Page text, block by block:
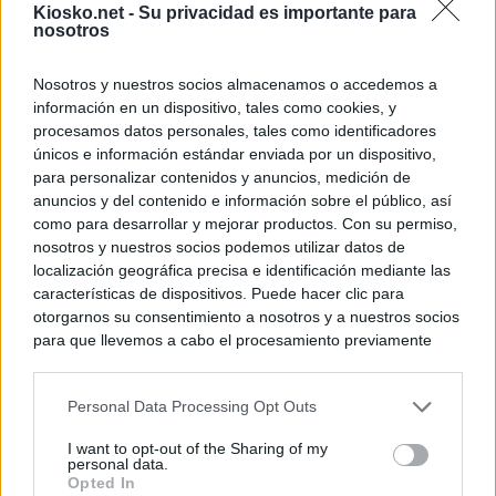
Kiosko.net - Su privacidad es importante para
nosotros
Nosotros y nuestros socios almacenamos o accedemos a
información en un dispositivo, tales como cookies, y
procesamos datos personales, tales como identificadores
únicos e información estándar enviada por un dispositivo,
para personalizar contenidos y anuncios, medición de
anuncios y del contenido e información sobre el público, así
como para desarrollar y mejorar productos. Con su permiso,
nosotros y nuestros socios podemos utilizar datos de
localización geográfica precisa e identificación mediante las
características de dispositivos. Puede hacer clic para
otorgarnos su consentimiento a nosotros y a nuestros socios
para que llevemos a cabo el procesamiento previamente
negar su consentimiento. Tenga en cuenta que algún
de su consentimiento, pero usted tiene el derecho de
rechazar tal procesamiento. Sus preferencias se aplicarán
Personal Data Processing Opt Outs
I want to opt-out of the Sharing of my
personal data.
Opted In